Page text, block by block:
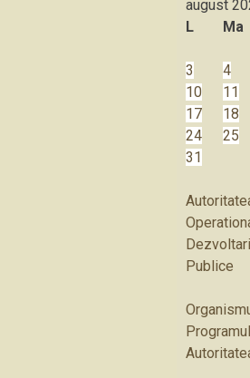
august
L
Ma
3
4
10
11
17
18
24
25
31
Publice